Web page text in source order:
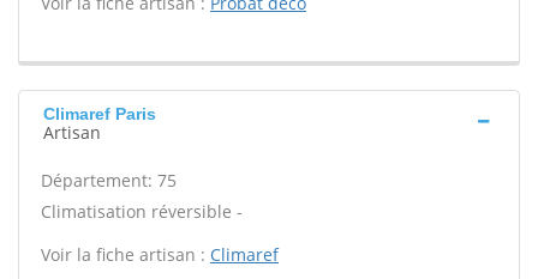
Climaref Paris
Artisan
Département: 75
Climatisation réversible -
Voir la fiche artisan : Climaref